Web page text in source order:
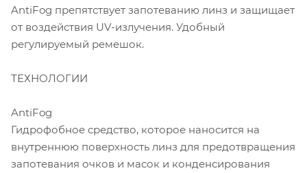
AntiFog препятствует запотеванию линз и защищает
от воздействия UV-излучения. Удобный
регулируемый ремешок.
ТЕХНОЛОГИИ
AntiFog
Гидрофобное средство, которое наносится на
внутреннюю поверхность линз для предотвращения
запотевания очков и масок и конденсирования